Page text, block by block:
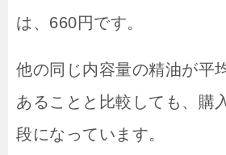
は、660円です。
他の同じ内容量の精油が平
あることと比較しても、購
段になっています。